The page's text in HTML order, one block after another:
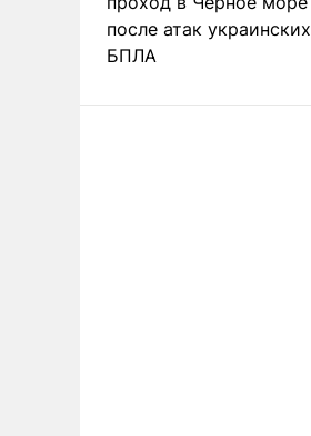
после атак украинских
БПЛА